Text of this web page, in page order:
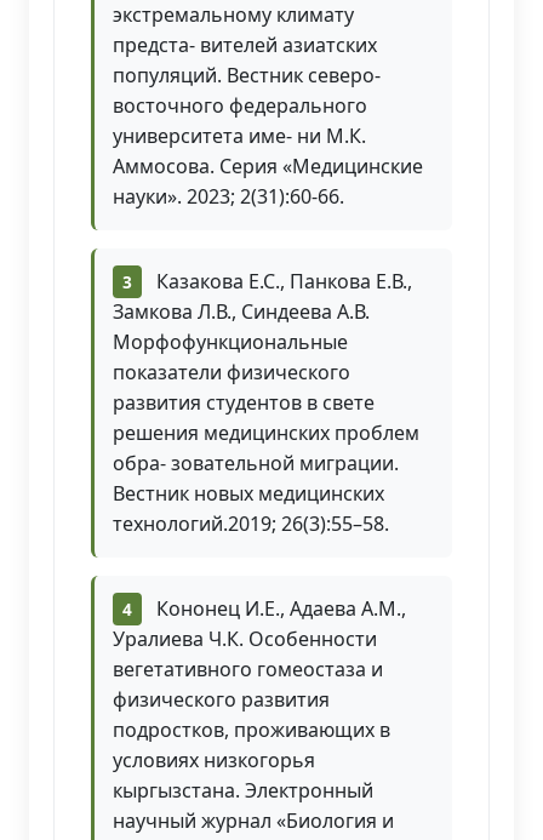
экстремальному климату
предста- вителей азиатских
популяций. Вестник северо-
восточного федерального
университета име- ни М.К.
Аммосова. Серия «Медицинские
науки». 2023; 2(31):60-66.
Казакова Е.С., Панкова Е.В.,
Замкова Л.В., Синдеева А.В.
Морфофункциональные
показатели физического
развития студентов в свете
решения медицинских проблем
обра- зовательной миграции.
Вестник новых медицинских
технологий.2019; 26(3):55–58.
Кононец И.Е., Адаева А.М.,
Уралиева Ч.К. Особенности
вегетативного гомеостаза и
физического развития
подростков, проживающих в
условиях низкогорья
кыргызстана. Электронный
научный журнал «Биология и